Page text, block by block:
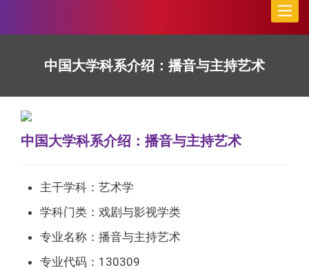
Toggle
中国大学科系介绍：播音与主持艺术
中国大学科系介绍：播音与主持艺术
主干学科：艺术学
学科门类：戏剧与影视学类
专业名称：播音与主持艺术
专业代码：130309